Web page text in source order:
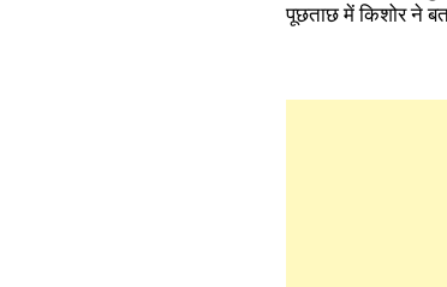
पूछताछ में किशोर ने